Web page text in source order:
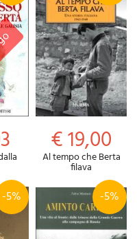
€ 19,00
Al tempo che Berta
filava
-5% -5%